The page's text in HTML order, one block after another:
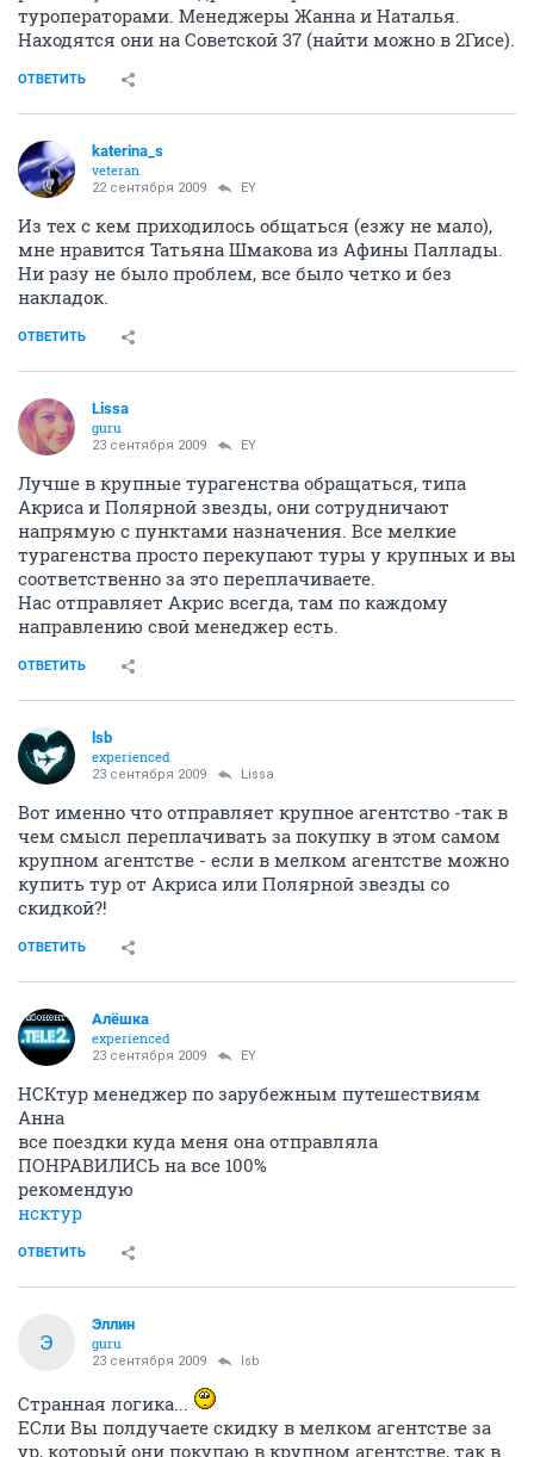
туроператорами. Менеджеры Жанна и Наталья.
Находятся они на Советской 37 (найти можно в 2Гисе).
ОТВЕТИТЬ
katerina_s
veteran
22 сентября 2009 EY
Из тех с кем приходилось общаться (езжу не мало),
мне нравится Татьяна Шмакова из Афины Паллады.
Ни разу не было проблем, все было четко и без
накладок.
ОТВЕТИТЬ
Lissa
guru
23 сентября 2009 EY
Лучше в крупные турагенства обращаться, типа
Акриса и Полярной звезды, они сотрудничают
напрямую с пунктами назначения. Все мелкие
турагенства просто перекупают туры у крупных и вы
соответственно за это переплачиваете.
Нас отправляет Акрис всегда, там по каждому
направлению свой менеджер есть.
ОТВЕТИТЬ
lsb
experienced
23 сентября 2009 Lissa
Вот именно что отправляет крупное агентство -так в
чем смысл переплачивать за покупку в этом самом
крупном агентстве - если в мелком агентстве можно
купить тур от Акриса или Полярной звезды со
скидкой?!
ОТВЕТИТЬ
Алёшка
experienced
23 сентября 2009 EY
НСКтур менеджер по зарубежным путешествиям
Анна
все поездки куда меня она отправляла
ПОНРАВИЛИСЬ на все 100%
рекомендую
нсктур
ОТВЕТИТЬ
Э
Эллин
guru
23 сентября 2009 lsb
Странная логика...
ЕСли Вы полдучаете скидку в мелком агентстве за
ур, который они покупаю в крупном агентстве, так в